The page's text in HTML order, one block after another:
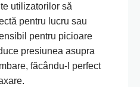
utilizatorilor să
pentru lucru sau
pentru picioare
presiunea asupra
făcându-l perfect